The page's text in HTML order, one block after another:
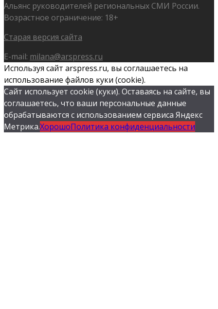
Альянс руководителей региональных СМИ России.
Возрастное ограничение: 18+
Старая версия сайта
E-mail: milana@arspress.ru
Используя сайт arspress.ru, вы соглашаетесь на
использование файлов куки (cookie).
Сайт использует cookie (куки). Оставаясь на сайте, вы
соглашаетесь, что ваши персональные данные
обрабатываются с использованием сервиса Яндекс
Метрика.ХорошоПолитика конфиденциальности